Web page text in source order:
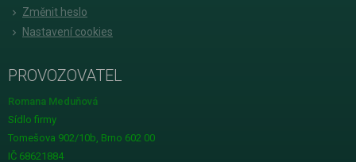
Změnit heslo
Nastavení cookies
PROVOZOVATEL
Romana Meduňová
Sídlo firmy
Tomešova 902/10b, Brno 602 00
IČ 68621884